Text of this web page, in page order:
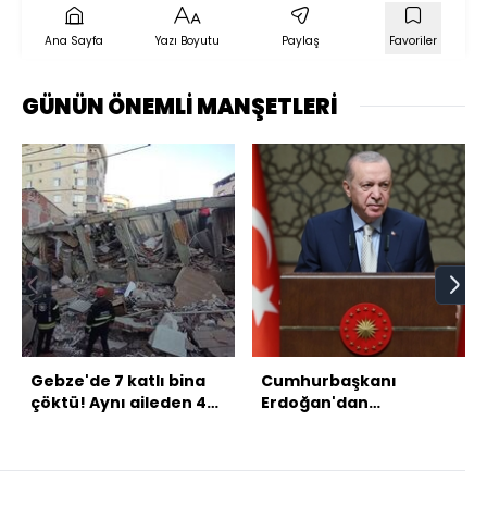
Ana Sayfa Yazı Boyutu Paylaş Favoriler
GÜNÜN ÖNEMLİ MANŞETLERİ
Gebze'de 7 katlı bina
çöktü! Aynı aileden 4
Cumhurbaşkanı
Erdoğan'dan